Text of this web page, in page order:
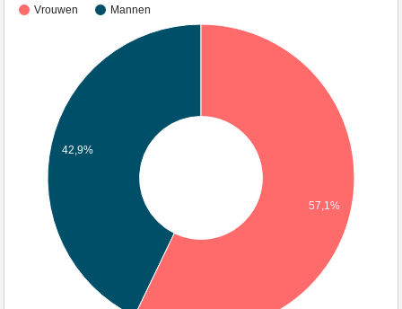
Vrouwen Mannen
42,9%
57,1%